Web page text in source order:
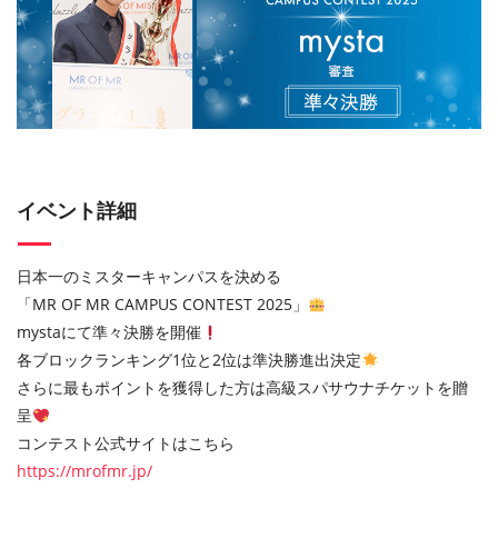
イベント詳細
⽇本⼀のミスターキャンパスを決める
「MR OF MR CAMPUS CONTEST 2025」
mystaにて準々決勝を開催
各ブロックランキング1位と2位は準決勝進出決定
さらに最もポイントを獲得した⽅は⾼級スパサウナチケットを贈
呈
コンテスト公式サイトはこちら
https://mrofmr.jp/